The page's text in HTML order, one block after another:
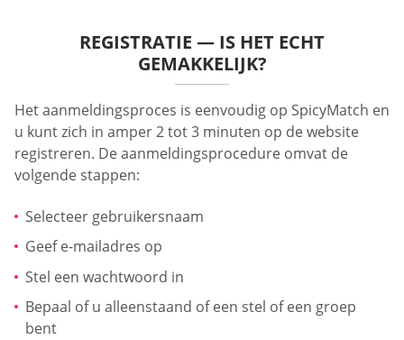
REGISTRATIE — IS HET ECHT
GEMAKKELIJK?
Het aanmeldingsproces is eenvoudig op SpicyMatch en
u kunt zich in amper 2 tot 3 minuten op de website
registreren. De aanmeldingsprocedure omvat de
volgende stappen:
Selecteer gebruikersnaam
Geef e-mailadres op
Stel een wachtwoord in
Bepaal of u alleenstaand of een stel of een groep
bent